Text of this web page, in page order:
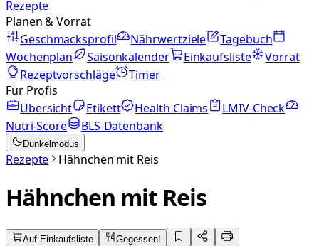
Rezepte
Planen & Vorrat
Geschmacksprofil
Nährwertziele
Tagebuch
Wochenplan
Saisonkalender Einkaufsliste
Vorrat
Rezeptvorschläge
Timer
Für Profis
Übersicht
Etikett Health Claims
LMIV-Check
Nutri-Score
BLS-Datenbank
Dunkelmodus
Rezepte Hähnchen mit Reis
Hähnchen mit Reis
Auf Einkaufsliste Gegessen!